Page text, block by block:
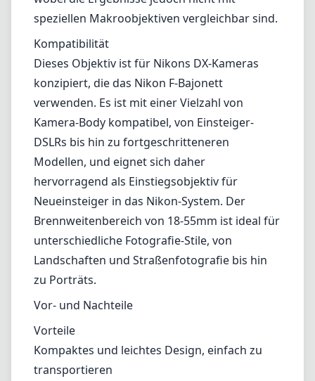
Neueinsteiger in das Nikon-System. Der
Brennweitenbereich von 18-55mm ist ideal für
unterschiedliche Fotografie-Stile, von
Landschaften und Straßenfotografie bis hin
zu Porträts.
Vor- und Nachteile
Vorteile
Kompaktes und leichtes Design, einfach zu
transportieren
Gute optische Leistung mit ordentlicher
Schärfe
Bildstabilisierung (VR) hilft in Situationen mit
schwachem Licht
Zuverlässige Autofokusleistung
Vielseitige Brennweite für verschiedene
Aufnahmesituationen
Nachteile
Verarbeitungsqualität überwiegend aus